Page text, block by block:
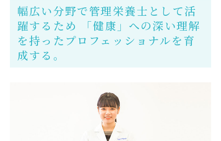
大学院生の方・修了生の方
企業・病院の方
幅広い分野で管理栄養士として活
躍するため 「健康」への深い理解
を持ったプロフェッショナルを育
成する。